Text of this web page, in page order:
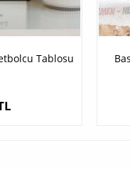
Tablosu